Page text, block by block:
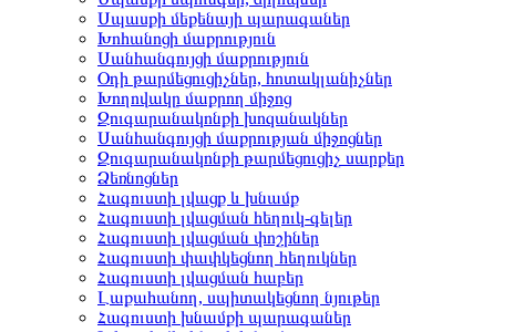
Սպասքի մեքենայի պարագաներ
Խոհանոցի մաքրություն
Սանհանգույցի մաքրություն
Օդի թարմեցուցիչներ, հոտակլանիչներ
Խողովակը մաքրող միջոց
Զուգարանակոնքի խոզանակներ
Սանհանգույցի մաքրության միջոցներ
Զուգարանակոնքի թարմեցուցիչ սարքեր
Ձեռնոցներ
Հագուստի լվացք և խնամք
Հագուստի լվացման հեղուկ-գելեր
Հագուստի լվացման փոշիներ
Հագուստի փափկեցնող հեղուկներ
Հագուստի լվացման հաբեր
Լաքահանող, սպիտակեցնող նյութեր
Հագուստի խնամքի պարագաներ